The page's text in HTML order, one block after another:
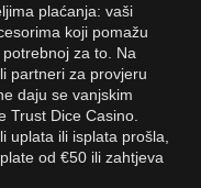
plaćanja: vaši
koji pomažu
za to. Na
partneri za provjeru
daju se vanjskim
Trust Dice Casino.
uplata ili isplata prošla,
od €50 ili zahtjeva